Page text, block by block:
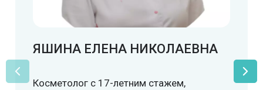
ЯШИНА ЕЛЕНА НИКОЛАЕВНА
Косметолог с 17-летним стажем,